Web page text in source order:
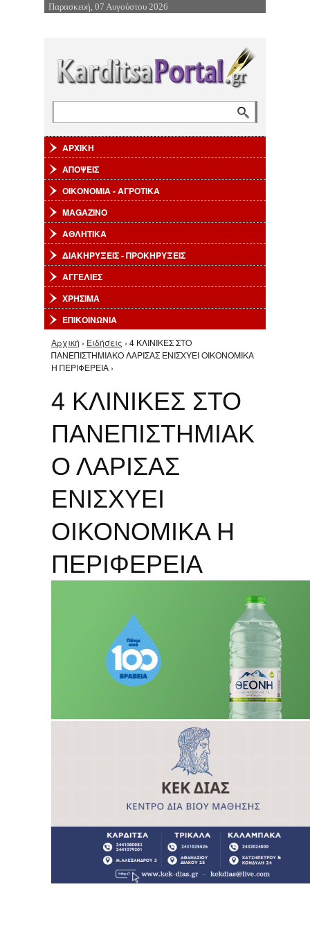
Επιστροφή στην Πλοήγηση
Παρασκευή, 07 Αυγούστου 2026
ΑΡΧΙΚΗ
ΑΠΟΨΕΙΣ
ΟΙΚΟΝΟΜΙΑ - ΑΓΡΟΤΙΚΑ
MAGAZINO
ΑΘΛΗΤΙΚΑ
ΔΙΑΚΗΡΥΞΕΙΣ - ΠΡΟΚΗΡΥΞΕΙΣ
ΑΓΓΕΛΙΕΣ
ΧΡΗΣΙΜΑ
ΕΠΙΚΟΙΝΩΝΙΑ
Είστε εδώ
Αρχική › Ειδήσεις › 4 ΚΛΙΝΙΚΕΣ ΣΤΟ
ΠΑΝΕΠΙΣΤΗΜΙΑΚΟ ΛΑΡΙΣΑΣ ΕΝΙΣΧΥΕΙ ΟΙΚΟΝΟΜΙΚΑ
Η ΠΕΡΙΦΕΡΕΙΑ ›
4 ΚΛΙΝΙΚΕΣ ΣΤΟ
ΠΑΝΕΠΙΣΤΗΜΙΑΚ
Ο ΛΑΡΙΣΑΣ
ΕΝΙΣΧΥΕΙ
ΟΙΚΟΝΟΜΙΚΑ Η
ΠΕΡΙΦΕΡΕΙΑ